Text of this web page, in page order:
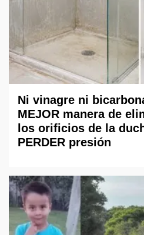
Ni vinagre ni
MEJOR manera de
los orificios de la
PERDER presión